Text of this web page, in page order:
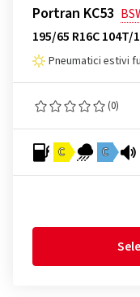
Portran KC53
195/65 R16C 104T/
Pneumatici estivi
(0)
C C